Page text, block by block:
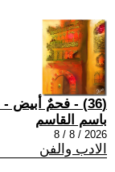
(36) - فحمٌ أبيض - عبّود الجابريّ وامتيازُ المُفارقَة
باسم القاسم
2026 / 8 / 8
الادب والفن